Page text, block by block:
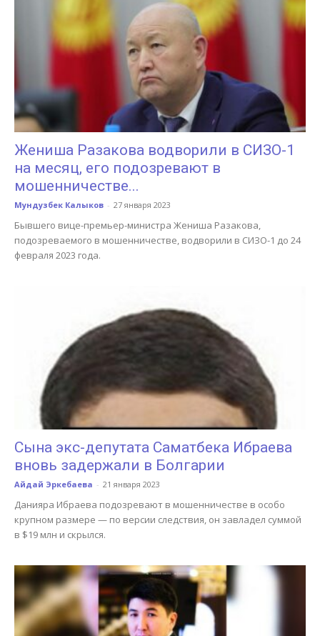
Жениша Разакова водворили в СИЗО-1
на месяц, его подозревают в
мошенничестве...
Мундузбек Калыков - 27 января 2023
Бывшего вице-премьер-министра Жениша Разакова,
подозреваемого в мошенничестве, водворили в СИЗО-1 до 24
февраля 2023 года.
Сына экс-депутата Саматбека Ибраева
вновь задержали в Болгарии
Айдай Эркебаева - 21 января 2023
Данияра Ибраева подозревают в мошенничестве в особо
крупном размере — по версии следствия, он завладел суммой
в $19 млн и скрылся.